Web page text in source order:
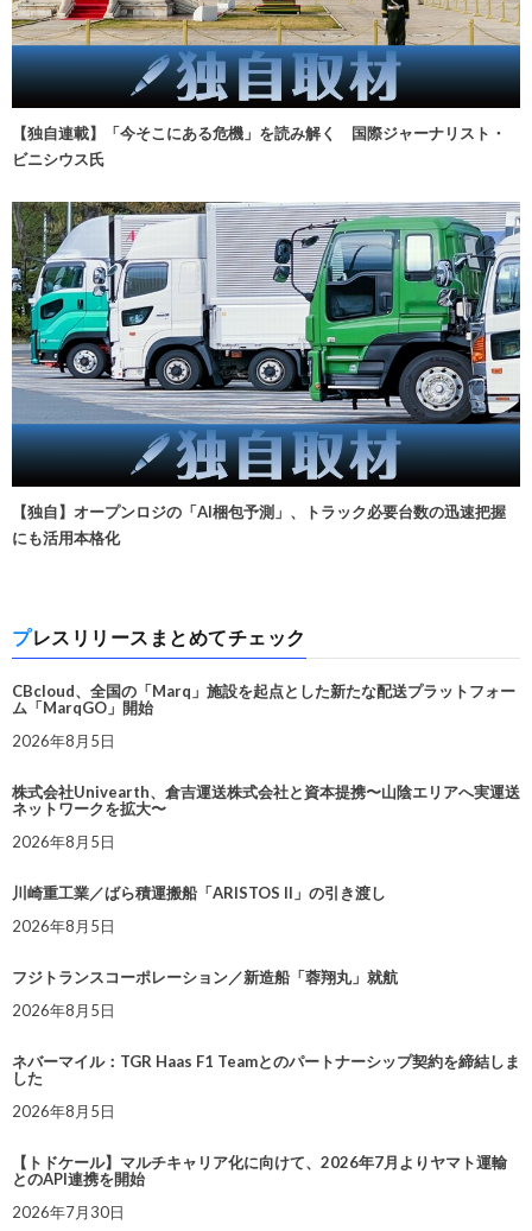
【独自連載】「今そこにある危機」を読み解く 国際ジャーナリスト・
ビニシウス氏
【独自】オープンロジの「AI梱包予測」、トラック必要台数の迅速把握
にも活用本格化
プレスリリースまとめてチェック
CBcloud、全国の「Marq」施設を起点とした新たな配送プラットフォー
ム「MarqGO」開始
2026年8月5日
株式会社Univearth、倉吉運送株式会社と資本提携〜山陰エリアへ実運送
ネットワークを拡大〜
2026年8月5日
川崎重工業／ばら積運搬船「ARISTOS II」の引き渡し
2026年8月5日
フジトランスコーポレーション／新造船「蓉翔丸」就航
2026年8月5日
ネバーマイル：TGR Haas F1 Teamとのパートナーシップ契約を締結しま
した
2026年8月5日
【トドケール】マルチキャリア化に向けて、2026年7月よりヤマト運輸
とのAPI連携を開始
2026年7月30日